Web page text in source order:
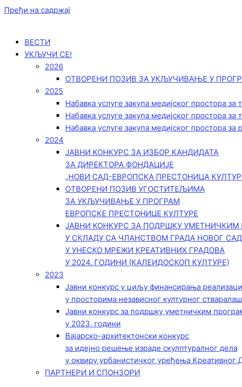
Пређи на садржај
ВЕСТИ
УКЉУЧИ СЕ!
2026
ОТВОРЕНИ ПОЗИВ ЗА УКЉУЧИВАЊЕ У
2025
Набавка услуге закупа медијског простора
Набавка услуге закупа медијског простора
Набавка услуге закупа медијског простора
2024
ЈАВНИ КОНКУРС ЗА ИЗБОР КАНДИДАТА
ЗА ДИРЕКТОРА ФОНДАЦИЈЕ
„НОВИ САД-ЕВРОПСКА ПРЕСТОНИЦА
ОТВОРЕНИ ПОЗИВ УГОСТИТЕЉИМА
ЗА УКЉУЧИВАЊЕ У ПРОГРАМ
ЕВРОПСКЕ ПРЕСТОНИЦЕ КУЛТУРЕ
ЈАВНИ КОНКУРС ЗА ПОДРШКУ
У СКЛАДУ СА ЧЛАНСТВОМ ГРАДА НОВОГ
У УНЕСКО МРЕЖИ КРЕАТИВНИХ ГРАДОВА
У 2024. ГОДИНИ (КАЛЕИДОСКОП КУЛТУРЕ)
2023
Јавни конкурс у циљу финансирања
у просторима независног културног
Јавни конкурс за подршку уметничким
у 2023. години
Вајарско-архитектонски конкурс
за идејно решење израде скулптуралног дела
у оквиру урбанистичког уређења Креативног
ПАРТНЕРИ И СПОНЗОРИ